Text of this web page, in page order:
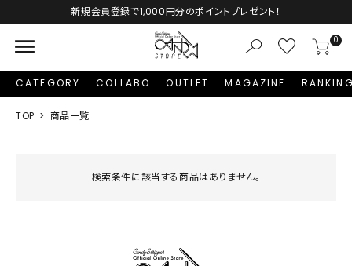
新規会員登録で1,000円分のポイントプレゼント！
menu 0
CATEGORY COLLABO OUTLET MAGAZINE
TOP 商品一覧
検索条件に該当する商品はありません。